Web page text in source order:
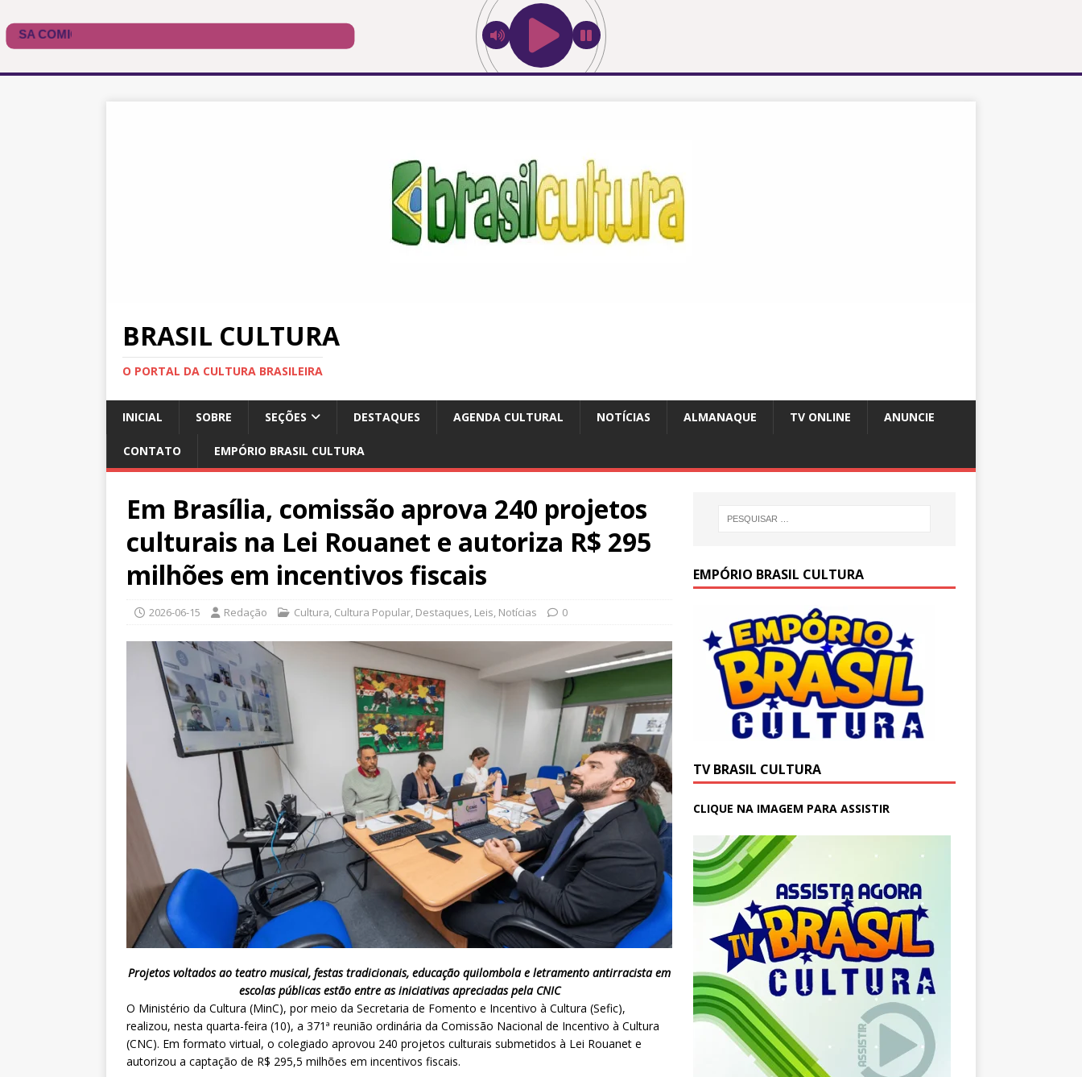
BRASIL CULTURA
O PORTAL DA CULTURA BRASILEIRA
INICIAL SOBRE SEÇÕES DESTAQUES AGENDA CULTURAL NOTÍCIAS ALMANAQUE TV ONLINE ANUNCIE
CONTATO EMPÓRIO BRASIL CULTURA
Em Brasília, comissão aprova 240 projetos
culturais na Lei Rouanet e autoriza R$ 295
milhões em incentivos fiscais
2026-06-15 Redação Cultura, Cultura Popular, Destaques, Leis, Notícias 0
Projetos voltados ao teatro musical, festas tradicionais, educação quilombola e letramento antirracista em
escolas públicas estão entre as iniciativas apreciadas pela CNIC
O Ministério da Cultura (MinC), por meio da Secretaria de Fomento e Incentivo à Cultura (Sefic),
realizou, nesta quarta-feira (10), a 371ª reunião ordinária da Comissão Nacional de Incentivo à Cultura
(CNC). Em formato virtual, o colegiado aprovou 240 projetos culturais submetidos à Lei Rouanet e
autorizou a captação de R$ 295,5 milhões em incentivos fiscais.
EMPÓRIO BRASIL CULTURA
TV BRASIL CULTURA
CLIQUE NA IMAGEM PARA ASSISTIR